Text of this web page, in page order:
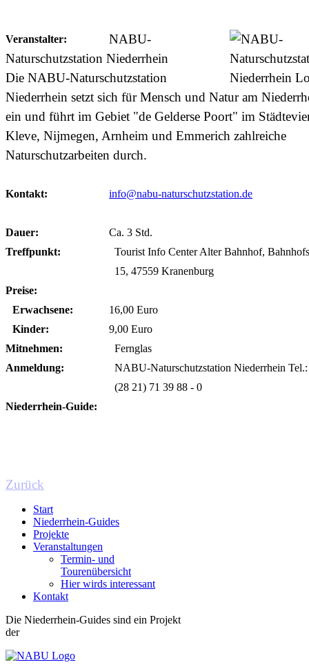
Veranstalter:
NABU-
Naturschutzstation Niederrhein
Die NABU-Naturschutzstation
Niederrhein setzt sich für Mensch und Natur am
ein und führt im Gebiet "de Gelderse Poort" im
Kleve, Nijmegen, Arnheim und Emmerich zahlreiche
Naturschutzarbeiten durch.
Kontakt: info@nabu-naturschutzstation.de
Dauer:
Ca. 3 Std.
Treffpunkt:
Tourist Info Center Alter Bahnhof,
15, 47559 Kranenburg
Preise:
Erwachsene:
Kinder:
16,00 Euro
9,00 Euro
Mitnehmen:
Fernglas
Anmeldung:
NABU-Naturschutzstation Niederrhein
(28 21) 71 39 88 - 0
Niederrhein-Guide:
Zurück
Start
Niederrhein-Guides
Projekte
Veranstaltungen
Termin- und
Tourenübersicht
Hier wirds interessant
Kontakt
Die Niederrhein-Guides sind ein Projekt
der